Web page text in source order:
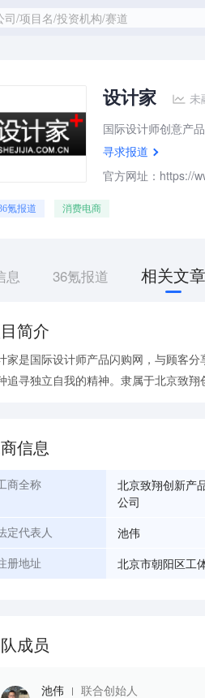
司/项目名/投资机构/赛道
设计家 未
国际设计师创意产
寻求报道
官方网址：https://
氪报道 消费电商
息 36氪报道 相关文章
简介
家是国际设计师产品闪购网，与顾客
信息
商全称
北京致翔创新产
公司
定代表人 池伟
册地址 北京市朝阳区工
成员
池伟 联合创始人